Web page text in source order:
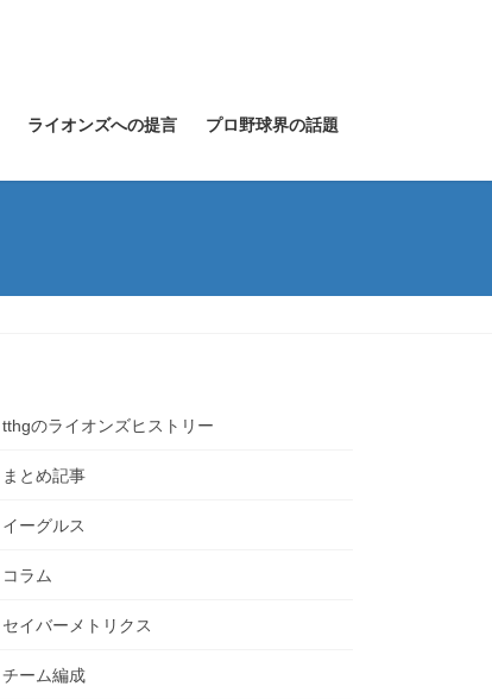
ライオンズへの提言 プロ野球界の話題
tthgのライオンズヒストリー
まとめ記事
イーグルス
コラム
セイバーメトリクス
チーム編成